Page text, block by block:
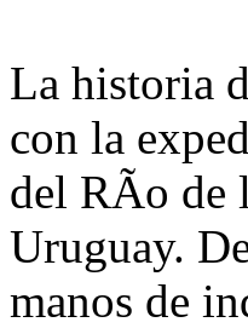
La historia
con la
del RÃ­o de
Uruguay.
manos de